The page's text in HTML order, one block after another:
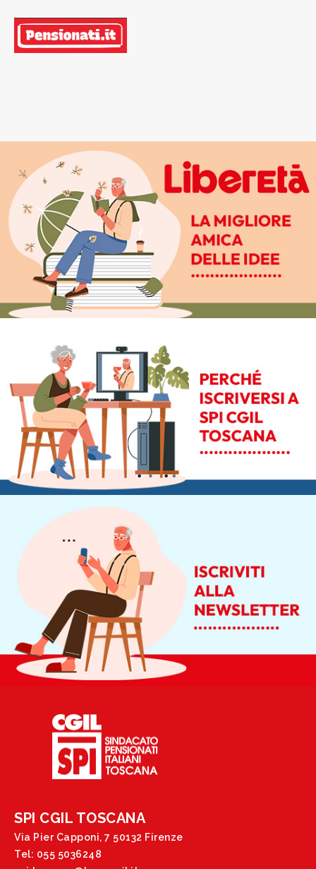
SPI CGIL TOSCANA
Via Pier Capponi, 7 50132 Firenze
Tel: 055 5036248